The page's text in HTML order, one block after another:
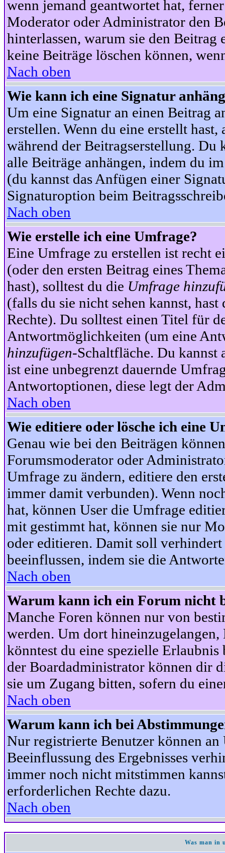
wenn jemand geantwortet hat,
Moderator oder Administrator den
hinterlassen, warum sie den Beitrag
keine Beiträge löschen können,
Nach oben
Wie kann ich eine Signatur
Um eine Signatur an einen Beitrag
erstellen. Wenn du eine erstellt
während der Beitragserstellung. Du
alle Beiträge anhängen, indem du
(du kannst das Anfügen einer
Signaturoption beim
Nach oben
Wie erstelle ich eine Umfrage?
Eine Umfrage zu erstellen ist recht
(oder den ersten Beitrag eines
hast), solltest du die Umfrage
(falls du sie nicht sehen kannst,
Rechte). Du solltest einen Titel für
Antwortmöglichkeiten (um eine
hinzufügen-Schaltfläche. Du
ist eine unbegrenzt dauernde
Antwortoptionen, diese legt der
Nach oben
Wie editiere oder lösche ich eine
Genau wie bei den Beiträgen
Forumsmoderator oder
Umfrage zu ändern, editiere den
immer damit verbunden). Wenn
hat, können User die Umfrage
mit gestimmt hat, können sie nur
oder editieren. Damit soll
beeinflussen, indem sie die
Nach oben
Warum kann ich ein Forum nicht
Manche Foren können nur von
werden. Um dort hineinzugelangen,
könntest du eine spezielle
der Boardadministrator können dir
sie um Zugang bitten, sofern du
Nach oben
Warum kann ich bei
Nur registrierte Benutzer können
Beeinflussung des Ergebnisses
immer noch nicht mitstimmen
erforderlichen Rechte dazu.
Nach oben
Was man in